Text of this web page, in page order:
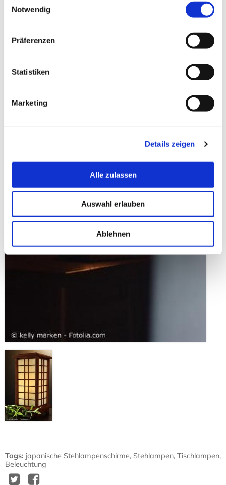
Notwendig
Präferenzen
Statistiken
Marketing
Details zeigen
Alle zulassen
Auswahl erlauben
Ablehnen
preisgünstigen Versand!
Tags: japanische Stehlampenschirme, Stehlampen, Tischlampen,
Beleuchtung
TwitterFacebook